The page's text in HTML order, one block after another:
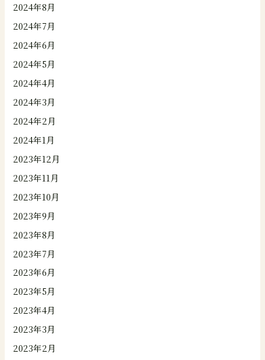
2024年8月
2024年7月
2024年6月
2024年5月
2024年4月
2024年3月
2024年2月
2024年1月
2023年12月
2023年11月
2023年10月
2023年9月
2023年8月
2023年7月
2023年6月
2023年5月
2023年4月
2023年3月
2023年2月